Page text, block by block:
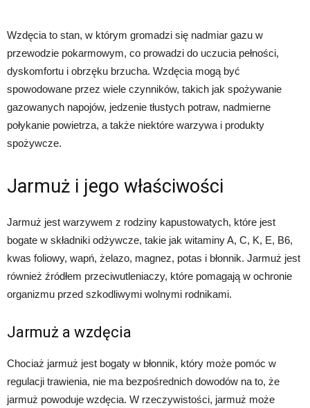
Wzdęcia to stan, w którym gromadzi się nadmiar gazu w
przewodzie pokarmowym, co prowadzi do uczucia pełności,
dyskomfortu i obrzęku brzucha. Wzdęcia mogą być
spowodowane przez wiele czynników, takich jak spożywanie
gazowanych napojów, jedzenie tłustych potraw, nadmierne
połykanie powietrza, a także niektóre warzywa i produkty
spożywcze.
Jarmuż i jego właściwości
Jarmuż jest warzywem z rodziny kapustowatych, które jest
bogate w składniki odżywcze, takie jak witaminy A, C, K, E, B6,
kwas foliowy, wapń, żelazo, magnez, potas i błonnik. Jarmuż jest
również źródłem przeciwutleniaczy, które pomagają w ochronie
organizmu przed szkodliwymi wolnymi rodnikami.
Jarmuż a wzdęcia
Chociaż jarmuż jest bogaty w błonnik, który może pomóc w
regulacji trawienia, nie ma bezpośrednich dowodów na to, że
jarmuż powoduje wzdęcia. W rzeczywistości, jarmuż może